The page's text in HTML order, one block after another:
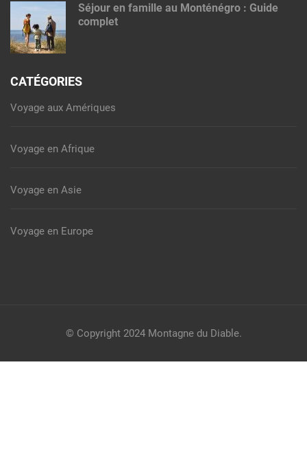
Séjour en famille au Monténégro : Guide
complet
CATÉGORIES
Voyage aux Amériques
Voyage en Afrique
Voyage en Asie
Voyage en Europe
© Copyright 2024 Montagne du Diable.